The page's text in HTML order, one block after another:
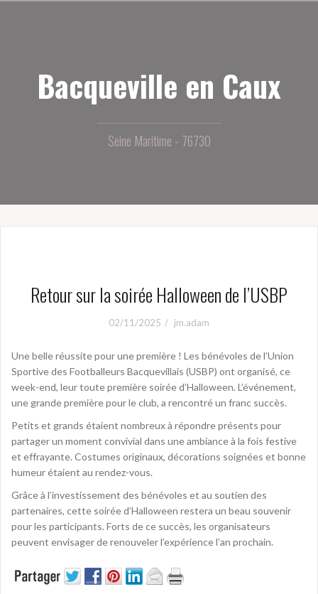
Bacqueville en Caux
Seine Maritime - 76730
Retour sur la soirée Halloween de l’USBP
02/11/2025 jm.adam
Une belle réussite pour une première ! Les bénévoles de l’Union
Sportive des Footballeurs Bacquevillais (USBP) ont organisé, ce
week-end, leur toute première soirée d’Halloween. L’événement,
une grande première pour le club, a rencontré un franc succès.
Petits et grands étaient nombreux à répondre présents pour
partager un moment convivial dans une ambiance à la fois festive
et effrayante. Costumes originaux, décorations soignées et bonne
humeur étaient au rendez-vous.
Grâce à l’investissement des bénévoles et au soutien des
partenaires, cette soirée d’Halloween restera un beau souvenir
pour les participants. Forts de ce succès, les organisateurs
peuvent envisager de renouveler l’expérience l’an prochain.